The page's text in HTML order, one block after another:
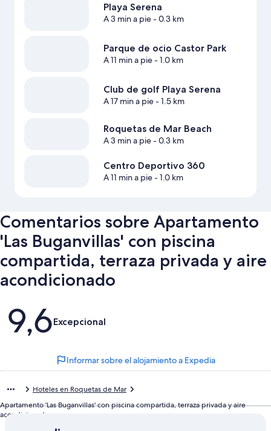
Playa Serena
A 3 min a pie- 0.3 km
Parque de ocio Castor Park
A 11 min a pie- 1.0 km
Club de golf Playa Serena
A 17 min a pie- 1.5 km
Roquetas de Mar Beach
A 3 min a pie- 0.3 km
Centro Deportivo 360
A 11 min a pie- 1.0 km
Comentarios sobre Apartamento
'Las Buganvillas' con piscina
compartida, terraza privada y aire
acondicionado
Comentarios
9,6Excepcional
Informar sobre el alojamiento a Expedia
Hoteles en Roquetas de Mar
Apartamento 'Las Buganvillas' con piscina compartida, terraza privada y aire
acondicionado